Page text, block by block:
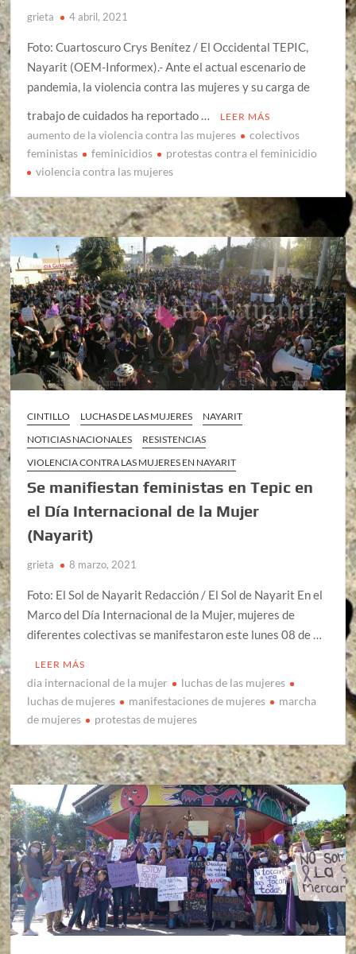
grieta 4 abril, 2021
Foto: Cuartoscuro Crys Benítez / El Occidental TEPIC,
Nayarit (OEM-Informex).- Ante el actual escenario de
pandemia, la violencia contra las mujeres y su carga de
trabajo de cuidados ha reportado …
LEER MÁS
aumento de la violencia contra las mujeres
colectivos
feministas
feminicidios
protestas contra el feminicidio
violencia contra las mujeres
CINTILLO LUCHAS DE LAS MUJERES
NAYARIT
NOTICIAS NACIONALES
RESISTENCIAS
VIOLENCIA CONTRA LAS MUJERES EN NAYARIT
Se manifiestan feministas en Tepic en
el Día Internacional de la Mujer
(Nayarit)
grieta 8 marzo, 2021
Foto: El Sol de Nayarit Redacción / El Sol de Nayarit En el
Marco del Día Internacional de la Mujer, mujeres de
diferentes colectivas se manifestaron este lunes 08 de …
LEER MÁS
dia internacional de la mujer
luchas de las mujeres
luchas de mujeres
manifestaciones de mujeres
marcha
de mujeres
protestas de mujeres